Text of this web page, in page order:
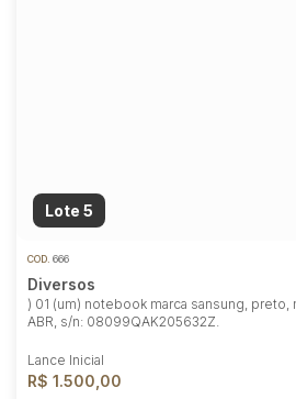
Lote 5
COD. 666
Diversos
) 01 (um) notebook marca sansung,
ABR, s/n: 08099QAK205632Z.
Lance Inicial
R$ 1.500,00